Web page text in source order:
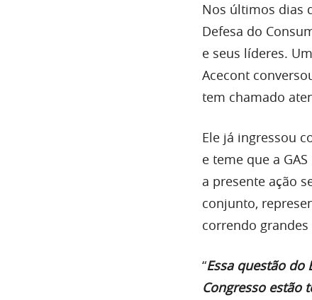
Nos últimos dias
Defesa do
e seus líderes.
Acecont
tem chamado
Ele já ingressou
e teme que a
a presente ação
conjunto,
correndo
“Essa questão
Congresso estão